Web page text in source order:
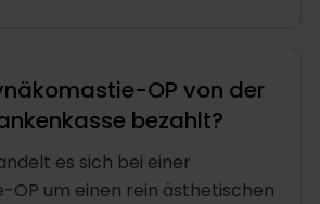
OP von der
bezahlt?
es sich bei einer
OP um einen rein ästhetischen